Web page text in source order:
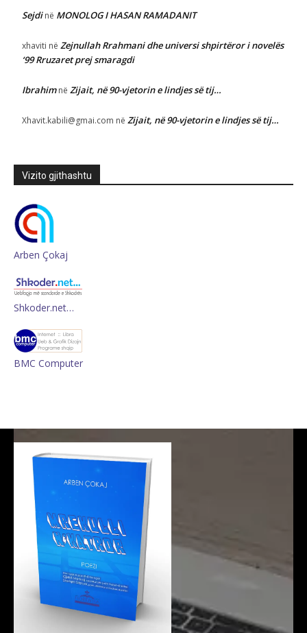
Sejdinë MONOLOG I HASAN RAMADANIT
xhaviti në Zejnullah Rrahmani dhe universi shpirtëror i novelës
‘99 Rruzaret prej smaragdi
Ibrahimnë Zijait, në 90-vjetorin e lindjes së tij…
Xhavit.kabili@gmai.com në Zijait, në 90-vjetorin e lindjes së tij…
Vizito gjithashtu
Arben Çokaj
Shkoder.net…
BMC Computer